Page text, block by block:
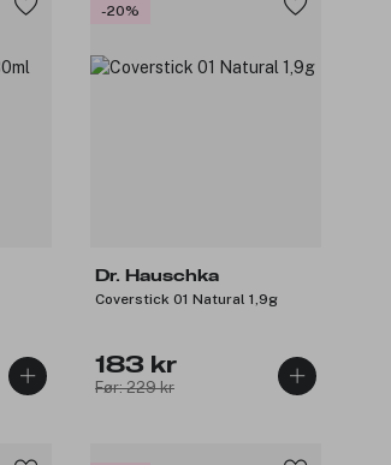
-20%
Dr. Hauschka
Coverstick 01 Natural 1,9g
183 kr
Før: 229 kr